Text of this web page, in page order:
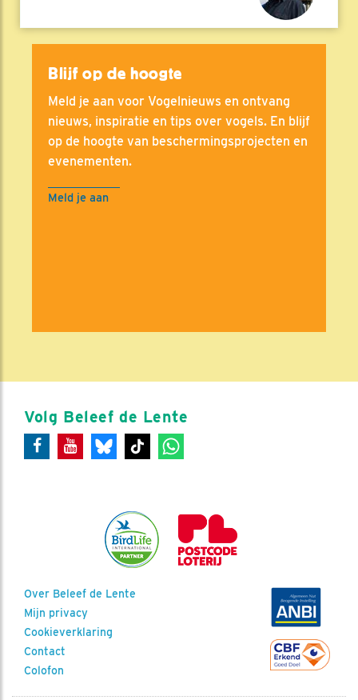
Blijf op de hoogte
Meld je aan voor Vogelnieuws en ontvang
nieuws, inspiratie en tips over vogels. En blijf
op de hoogte van beschermingsprojecten en
evenementen.
Meld je aan
Volg Beleef de Lente
Over Beleef de Lente
Mijn privacy
Cookieverklaring
Contact
Colofon